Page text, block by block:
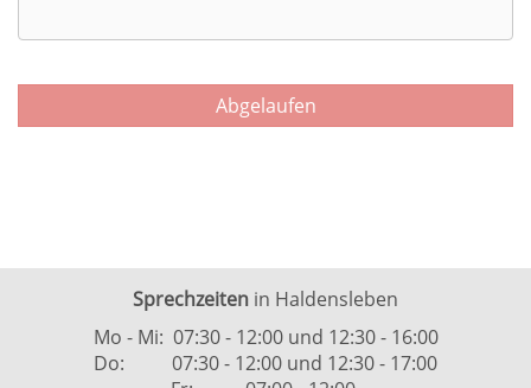
Abgelaufen
Sprechzeiten in Haldensleben
Mo - Mi: 07:30 - 12:00 und 12:30 - 16:00
Do: 07:30 - 12:00 und 12:30 - 17:00